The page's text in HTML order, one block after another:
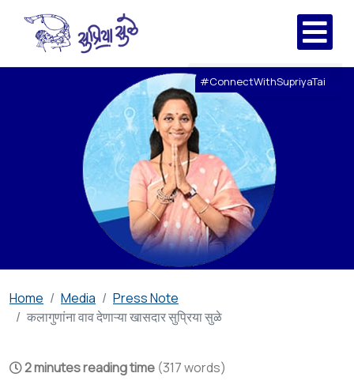
#ConnectWithSupriyaTai
Home Media
Press Note
कलागुणांना वाव देणाऱ्या खासदार सुप्रिया सुळे
2 minutes reading time (317 words)